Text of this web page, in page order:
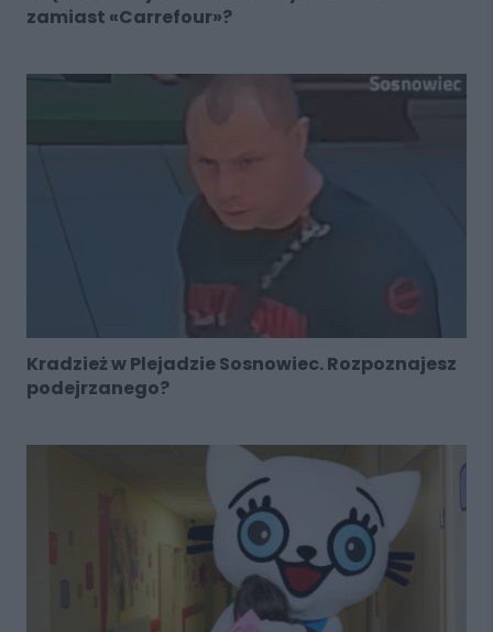
zamiast «Carrefour»?
Kradzież w Plejadzie Sosnowiec. Rozpoznajesz
podejrzanego?